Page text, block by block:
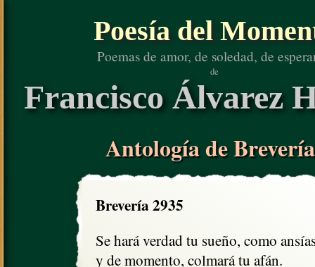
Poesía del
Poemas de amor, de soledad, de
de
Francisco Álvarez
Antología de
Brevería 2935
Se hará verdad tu sueño, como
y de momento, colmará tu afán.